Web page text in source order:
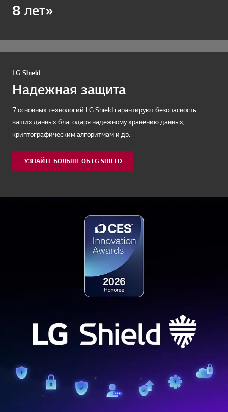
8 лет»
Надежная защита
7 основных технологий LG Shield гарантируют безопасность
ваших данных благодаря надежному хранению данных,
криптографическим алгоритмам и др.
УЗНАЙТЕ БОЛЬШЕ ОБ LG SHIELD